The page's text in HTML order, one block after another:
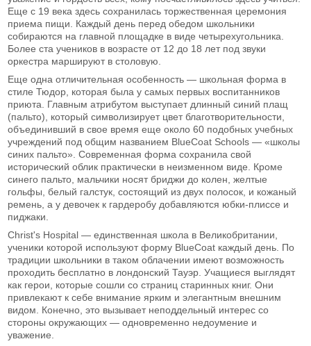
Еще с 19 века здесь сохранилась торжественная церемония
приема пищи. Каждый день перед обедом школьники
собираются на главной площадке в виде четырехугольника.
Более ста учеников в возрасте от 12 до 18 лет под звуки
оркестра маршируют в столовую.
Еще одна отличительная особенность — школьная форма в
стиле Тюдор, которая была у самых первых воспитанников
приюта. Главным атрибутом выступает длинный синий плащ
(пальто), который символизирует цвет благотворительности,
объединивший в свое время еще около 60 подобных учебных
учреждений под общим названием BlueCoat Schools — «школы
синих пальто». Современная форма сохранила свой
исторический облик практически в неизменном виде. Кроме
синего пальто, мальчики носят бриджи до колен, желтые
гольфы, белый галстук, состоящий из двух полосок, и кожаный
ремень, а у девочек к гардеробу добавляются юбки-плиссе и
пиджаки.
Christ's Hospital — единственная школа в Великобритании,
ученики которой используют форму BlueCoat каждый день. По
традиции школьники в таком облачении имеют возможность
проходить бесплатно в лондонский Тауэр. Учащиеся выглядят
как герои, которые сошли со страниц старинных книг. Они
привлекают к себе внимание ярким и элегантным внешним
видом. Конечно, это вызывает неподдельный интерес со
стороны окружающих — одновременно недоумение и
уважение.